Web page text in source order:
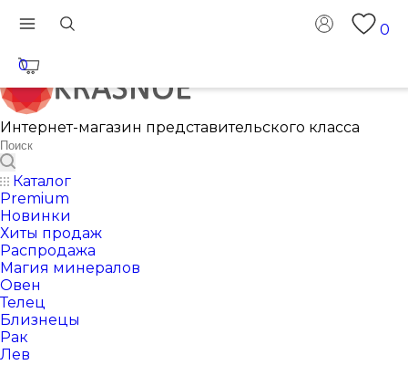
0
0
Интернет-магазин представительского класса
Каталог
Premium
Новинки
Хиты продаж
Распродажа
Магия минералов
Овен
Телец
Близнецы
Рак
Лев